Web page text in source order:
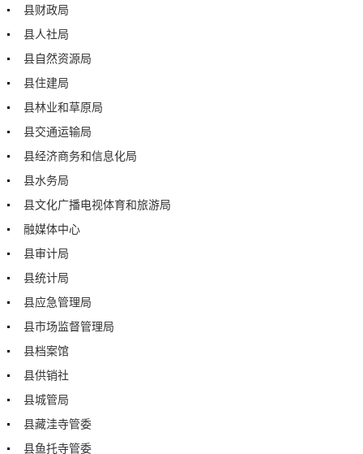
县财政局
县人社局
县自然资源局
县住建局
县林业和草原局
县交通运输局
县经济商务和信息化局
县水务局
县文化广播电视体育和旅游局
融媒体中心
县审计局
县统计局
县应急管理局
县市场监督管理局
县档案馆
县供销社
县城管局
县藏洼寺管委
县鱼托寺管委